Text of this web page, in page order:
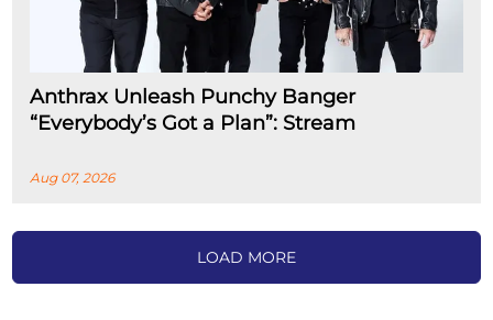
Anthrax Unleash Punchy Banger
“Everybody’s Got a Plan”: Stream
Aug 07, 2026
LOAD MORE